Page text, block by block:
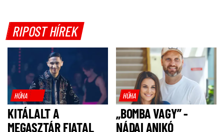
RIPOST HÍREK
HŰHA
KITÁLALT A
MEGASZTÁR FIATAL
HŰHA
„BOMBA VAGY” -
NÁDAI ANIKÓ